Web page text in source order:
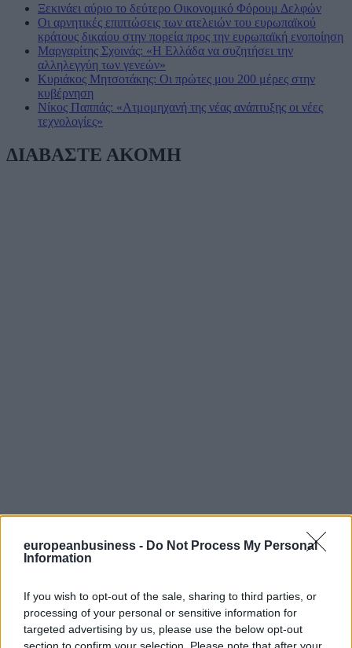
europeanbusiness - Do Not Process My Personal
Information
If you wish to opt-out of the sale, sharing to third parties, or
processing of your personal or sensitive information for
targeted advertising by us, please use the below opt-out
section to confirm your selection. Please note that after your
Ξεκινάει αύριο το δεύτερο Οικονομικό Φόρουμ Δελφών
Οι αρνητικές επιπτώσεις των ατελειών του ευρωπαϊκού
κράτους δικαίου στην πορεία προς την ευρωπαϊκή ενοποίηση
Μαργαρίτης Σχοινάς: «Η Ελλάδα να συζητήσει την
αλληλεγγύη των γενεών»
Κυριάκος Μητσοτάκης: Οι πρώτες μου 200 μέρες στην
κυβέρνηση
Νίκος Παππάς: «Ατμομηχανή της νέας ανάπτυξης οι νέες
τεχνολογίες»
ΔΙΑΒΑΣΤΕ ΑΚΟΜΗ